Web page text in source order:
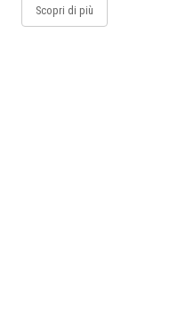
Scopri di più